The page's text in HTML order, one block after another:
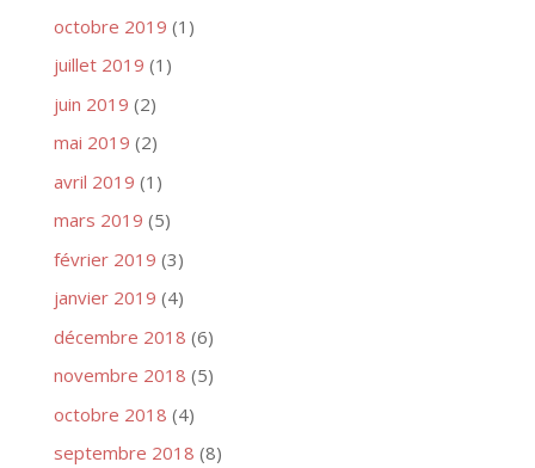
octobre 2019 (1)
juillet 2019 (1)
juin 2019 (2)
mai 2019 (2)
avril 2019 (1)
mars 2019 (5)
février 2019 (3)
janvier 2019 (4)
décembre 2018 (6)
novembre 2018 (5)
octobre 2018 (4)
septembre 2018 (8)